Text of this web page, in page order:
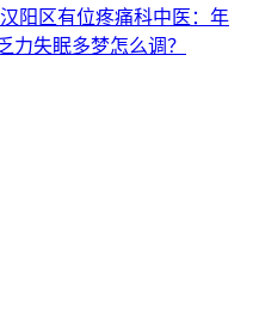
阳区有位疼痛科中医：年
力失眠多梦怎么调？